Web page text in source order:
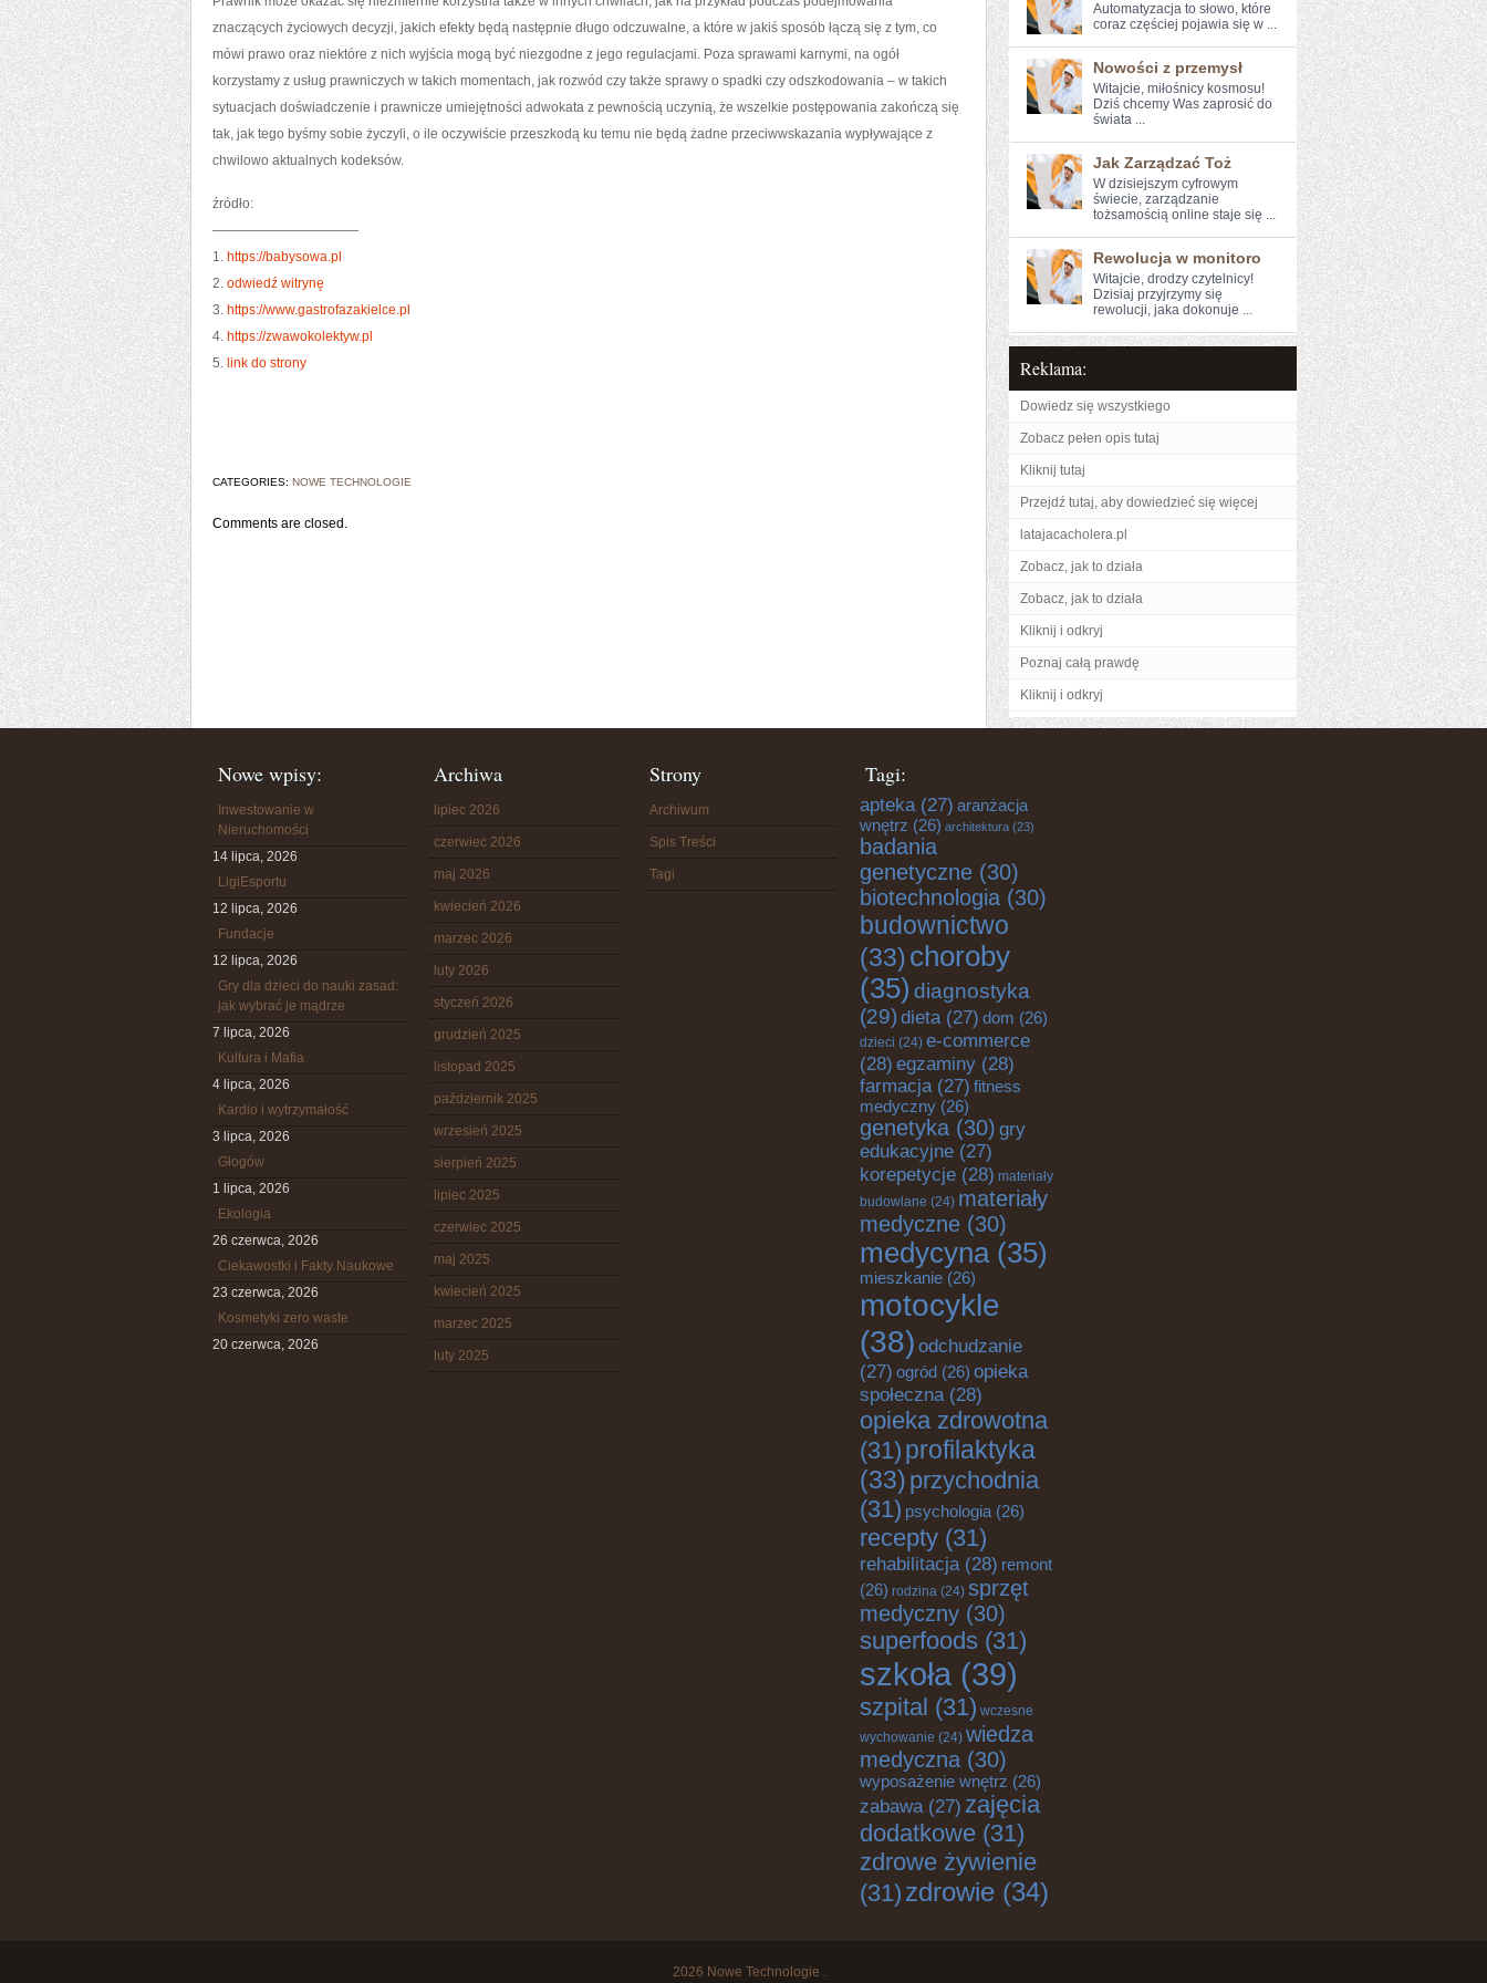
znaczących życiowych decyzji, jakich efekty będą następnie długo odczuwalne, a które w jakiś sposób łączą się z tym, co
mówi prawo oraz niektóre z nich wyjścia mogą być niezgodne z jego regulacjami. Poza sprawami karnymi, na ogół
korzystamy z usług prawniczych w takich momentach, jak rozwód czy także sprawy o spadki czy odszkodowania – w takich
sytuacjach doświadczenie i prawnicze umiejętności adwokata z pewnością uczynią, że wszelkie postępowania zakończą się
tak, jak tego byśmy sobie życzyli, o ile oczywiście przeszkodą ku temu nie będą żadne przeciwwskazania wypływające z
chwilowo aktualnych kodeksów.
źródło:
———————————
1. https://babysowa.pl
2. odwiedź witrynę
3. https://www.gastrofazakielce.pl
4. https://zwawokolektyw.pl
5. link do strony
CATEGORIES: NOWE TECHNOLOGIE
Comments are closed.
Automatyzacja to słowo, ⁤które‍
coraz częściej pojawia się w ...
Nowości z przemysł
Witajcie, miłośnicy ⁣kosmosu!
Dziś chcemy​ Was zaprosić ​do
świata ...
Jak Zarządzać Toż
W dzisiejszym cyfrowym
świecie, zarządzanie
tożsamością online staje się ...
Rewolucja w monitoro
Witajcie, drodzy czytelnicy!
⁤Dzisiaj przyjrzymy się
rewolucji, jaka dokonuje ...
Reklama:
Dowiedz się wszystkiego
Zobacz pełen opis tutaj
Kliknij tutaj
Przejdź tutaj, aby dowiedzieć się więcej
latajacacholera.pl
Zobacz, jak to działa
Zobacz, jak to działa
Kliknij i odkryj
Poznaj całą prawdę
Kliknij i odkryj
Nowe wpisy:
Inwestowanie w
Nieruchomości
14 lipca, 2026
LigiEsportu
12 lipca, 2026
Fundacje
12 lipca, 2026
Gry dla dzieci do nauki zasad:
jak wybrać je mądrze
7 lipca, 2026
Kultura i Mafia
4 lipca, 2026
Kardio i wytrzymałość
3 lipca, 2026
Głogów
1 lipca, 2026
Ekologia
26 czerwca, 2026
Ciekawostki i Fakty Naukowe
23 czerwca, 2026
Kosmetyki zero waste
20 czerwca, 2026
Archiwa
lipiec 2026
czerwiec 2026
maj 2026
kwiecień 2026
marzec 2026
luty 2026
styczeń 2026
grudzień 2025
listopad 2025
październik 2025
wrzesień 2025
sierpień 2025
lipiec 2025
czerwiec 2025
maj 2025
kwiecień 2025
marzec 2025
luty 2025
Strony
Archiwum
Spis Treści
Tagi
Tagi:
apteka(27) aranżacja
wnętrz (26) architektura (23)
badania
genetyczne (30)
biotechnologia (30)
budownictwo
(33)choroby
(35) diagnostyka
(29) dieta(27) dom (26)
dzieci (24) e-commerce
(28) egzaminy (28)
farmacja(27) fitness
medyczny (26)
genetyka (30) gry
edukacyjne (27)
korepetycje (28) materiały
budowlane (24) materiały
medyczne (30)
medycyna(35)
mieszkanie (26)
motocykle
(38) odchudzanie
(27) ogród (26) opieka
społeczna(28)
opieka zdrowotna
(31) profilaktyka
(33) przychodnia
(31) psychologia (26)
recepty (31)
rehabilitacja(28) remont
(26) rodzina (24) sprzęt
medyczny (30)
superfoods (31)
szkoła (39)
szpital (31) wczesne
wychowanie (24) wiedza
medyczna (30)
wyposażenie wnętrz (26)
zabawa(27) zajęcia
dodatkowe (31)
zdrowe żywienie
(31) zdrowie (34)
2026 Nowe Technologie .